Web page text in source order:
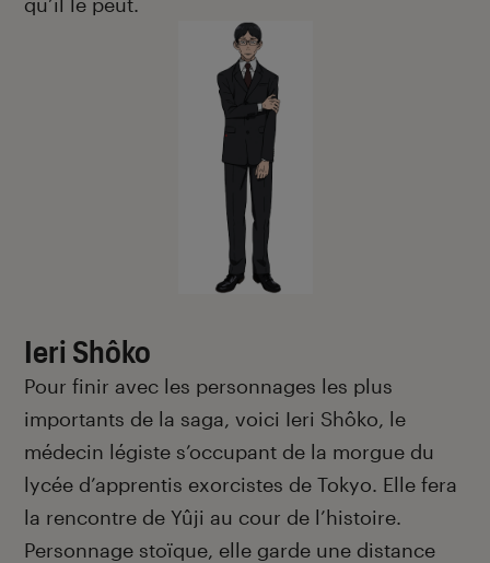
Ieri Shôko
Pour finir avec les personnages les plus
importants de la saga, voici Ieri Shôko, le
médecin légiste s’occupant de la morgue du
lycée d’apprentis exorcistes de Tokyo. Elle fera
la rencontre de Yûji au cour de l’histoire.
Personnage stoïque, elle garde une distance